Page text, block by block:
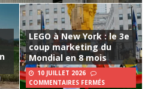
LEGO à New York : le 3e
coup marketing du
Mondial en 8 mois
10 JUILLET 2026
COMMENTAIRES FERMÉS